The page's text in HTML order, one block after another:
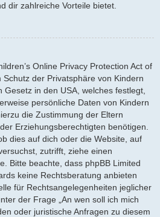
dir zahlreiche Vorteile bietet.
Online Privacy Protection Act of
der Privatsphäre von Kindern
in den USA, welches festlegt,
persönliche Daten von Kindern
die Zustimmung der Eltern
Erziehungsberechtigten benötigen.
dies auf dich oder die Website, auf
zutrifft, ziehe einen
Bitte beachte, dass phpBB Limited
keine Rechtsberatung anbieten
für Rechtsangelegenheiten jeglicher
der Frage „An wen soll ich mich
oder juristische Anfragen zu diesem